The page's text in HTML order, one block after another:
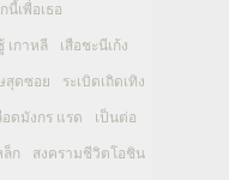
นี้เพื่อเธอ
เกาหลี เสือชะนีเก้ง
สุดซอย ระเบิดเถิดเทิง
อดมังกร แรด เป็นต่อ
ล็ก สงครามชีวิตโอชิน